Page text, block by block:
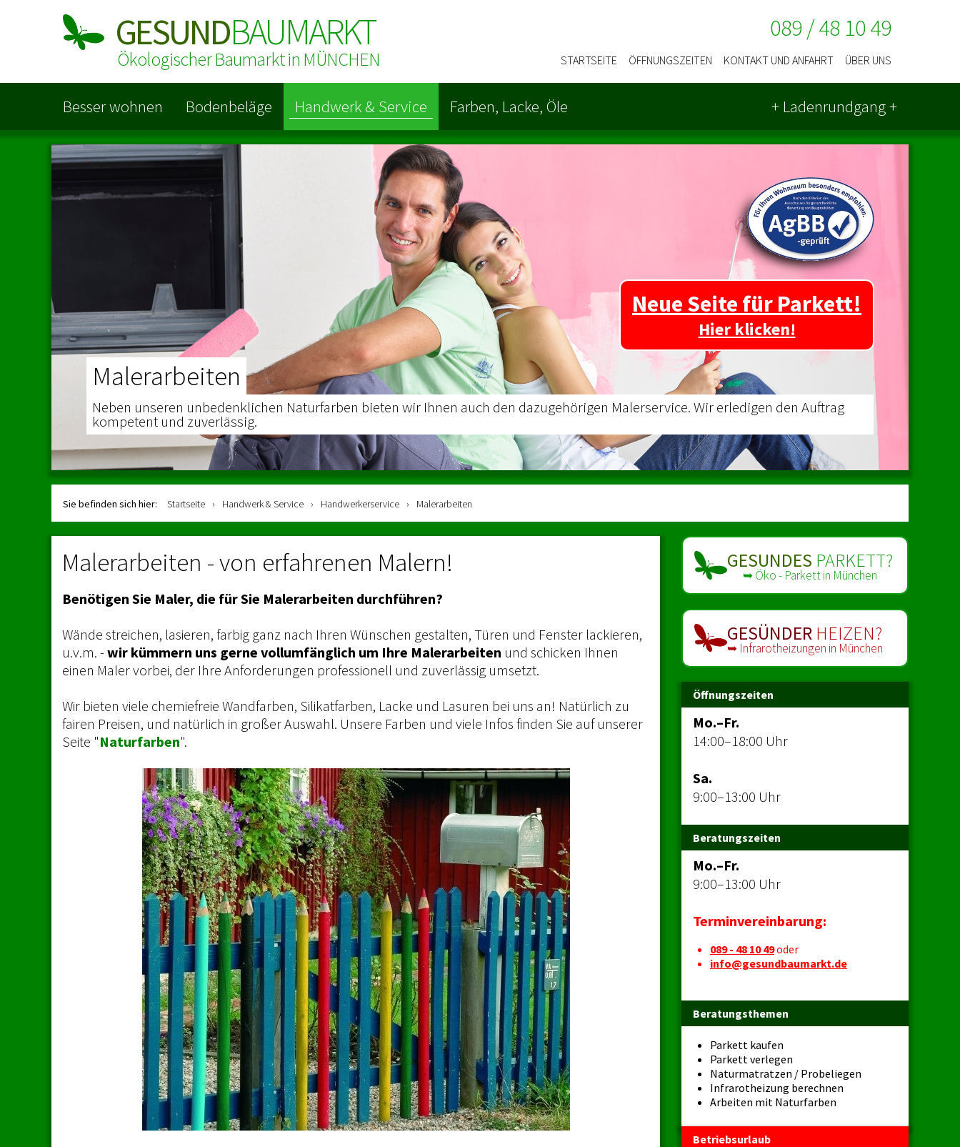
GESUNDBAUMARKT
Ökologischer Baumarkt in MÜNCHEN
089 / 48 10 49
STARTSEITE ÖFFNUNGSZEITEN KONTAKT UND ANFAHRT ÜBER UNS
Besser wohnen Bodenbeläge Handwerk & Service Farben, Lacke, Öle + Laden­rundgang +
Neue Seite für Parkett!
Hier klicken!
Malerarbeiten
Neben unseren unbedenklichen Naturfarben bieten wir Ihnen auch den dazugehörigen Malerservice. Wir erledigen den Auftrag
kompetent und zuverlässig.
Sie befinden sich hier: Startseite › Handwerk & Service › Handwerker­service › Malerarbeiten
Malerarbeiten - von erfahrenen Malern!
Benötigen Sie Maler, die für Sie Malerarbeiten durchführen?
Wände streichen, lasieren, farbig ganz nach Ihren Wünschen gestalten, Türen und Fenster lackieren,
u.v.m. -wir kümmern uns gerne vollumfänglich um Ihre Malerarbeiten und schicken Ihnen
einen Maler vorbei, der Ihre Anforderungen professionell und zuverlässig umsetzt.
Wir bieten viele chemiefreie Wandfarben, Silikatfarben, Lacke und Lasuren bei uns an! Natürlich zu
fairen Preisen, und natürlich in großer Auswahl. Unsere Farben und viele Infos finden Sie auf unserer
Seite "Naturfarben".
GESUNDES PARKETT?
➥ Öko - Parkett in München
GESÜNDER HEIZEN?
➥ Infrarot­heizungen in München
Öffnungszeiten
Mo.–Fr.
14:00–18:00 Uhr
Sa.
9:00–13:00 Uhr
Beratungszeiten
Mo.–Fr.
9:00–13:00 Uhr
Terminvereinbarung:
089 - 48 10 49oder
info@gesundbaumarkt.de
Beratungsthemen
Parkett kaufen
Parkett verlegen
Naturmatratzen / Probeliegen
Infrarotheizung berechnen
Arbeiten mit Naturfarben
Betriebsurlaub